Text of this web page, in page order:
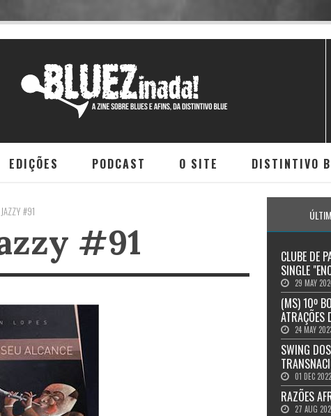
EDIÇÕES PODCAST O SITE DISTINTIVO
#91
#91
CLUBE DE
SINGLE
29 MAY
(MS) 10º
ATRAÇÕES
24 MAY
SWING
01 DEC 2022
RAZÕES
27 AUG